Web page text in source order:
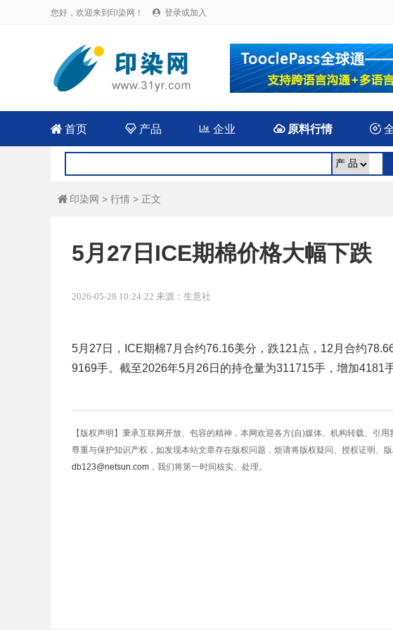
您好，欢迎来到印染网！  登录或加入
 首页 产品  企业 原料行情 
 印染网 > 行情 > 正文
5月27日ICE期棉价格大幅下跌
2026-05-28 10:24:22 来源：生意社
5月27日，ICE期棉7月合约76.16美分，跌121点，12月合约
9169手。截至2026年5月26日的持仓量为311715手，增加4181手
【版权声明】秉承互联网开放、包容的精神，本网欢迎各方(自)媒体、机构转载、引
尊重与保护知识产权，如发现本站文章存在版权问题，烦请将版权疑问、授权证明、
db123@netsun.com ，我们将第一时间核实、处理。